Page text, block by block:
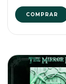
COMPRAR